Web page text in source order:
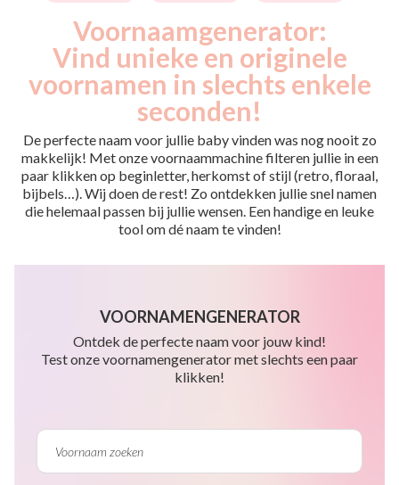
Voornaamgenerator:
Vind unieke en originele
voornamen in slechts enkele
seconden!
De perfecte naam voor jullie baby vinden was nog nooit zo
makkelijk! Met onze voornaammachine filteren jullie in een
paar klikken op beginletter, herkomst of stijl (retro, floraal,
bijbels…). Wij doen de rest! Zo ontdekken jullie snel namen
die helemaal passen bij jullie wensen. Een handige en leuke
tool om dé naam te vinden!
VOORNAMENGENERATOR
Ontdek de perfecte naam voor jouw kind!
Test onze voornamengenerator met slechts een paar
klikken!